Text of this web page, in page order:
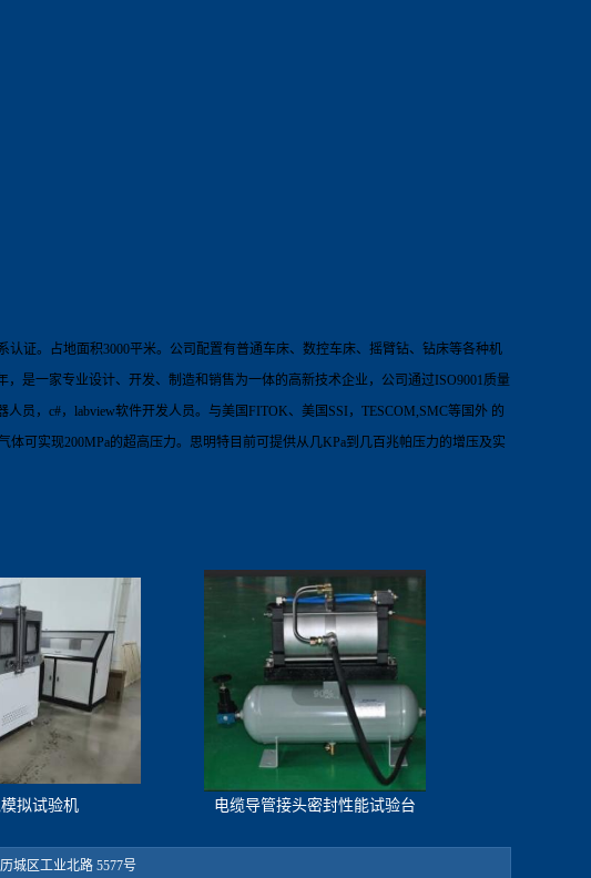
认证。占地面积3000平米。 公司配置有普通车床、数控车床、摇臂钻、钻床等各种机
，是一家专业设计、开发、制造和销售为一体的高新技术企业， 公司通过ISO9001质量
人员，c#，labview软件开发人员。与美国FITOK、美国 SSI，TESCOM,SMC等国外 的
体可实现200MPa的超高压力。思明特目前可提供从几KPa到几百兆帕压力的增压及实
拟试验机 电缆导管接头密封性能试验台
城区工业北路 5577号